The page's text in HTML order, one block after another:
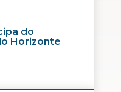
do
Horizonte